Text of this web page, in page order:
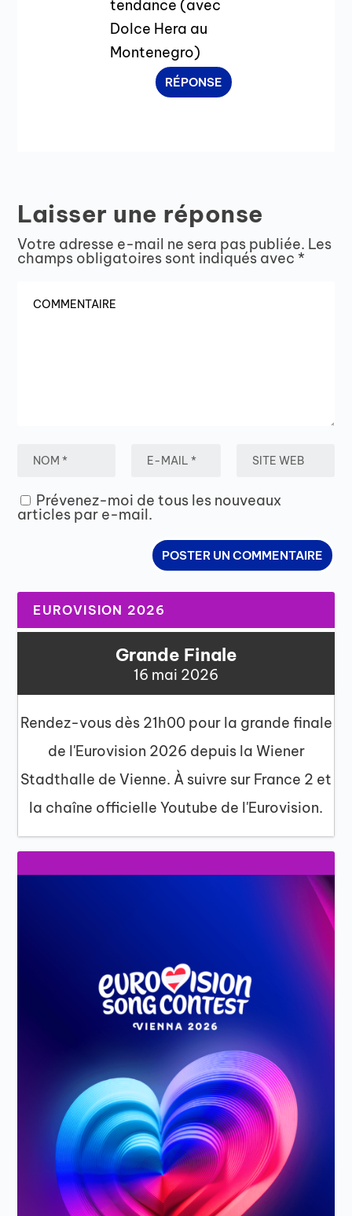
tendance (avec
Dolce Hera au
Montenegro)
RÉPONSE
Laisser une réponse
Votre adresse e-mail ne sera pas publiée. Les
champs obligatoires sont indiqués avec *
Prévenez-moi de tous les nouveaux
articles par e-mail.
EUROVISION 2026
Grande Finale
16 mai 2026
Rendez-vous dès 21h00 pour la grande finale
de l'Eurovision 2026 depuis la Wiener
Stadthalle de Vienne. À suivre sur France 2 et
la chaîne officielle Youtube de l'Eurovision.